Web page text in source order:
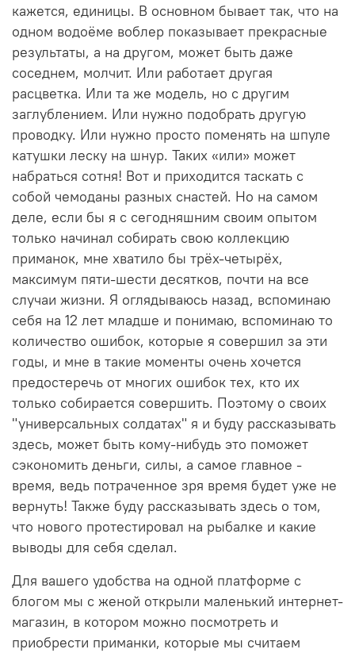
кажется, единицы. В основном бывает так, что на
одном водоёме воблер показывает прекрасные
результаты, а на другом, может быть даже
соседнем, молчит. Или работает другая
расцветка. Или та же модель, но с другим
заглублением. Или нужно подобрать другую
проводку. Или нужно просто поменять на шпуле
катушки леску на шнур. Таких «или» может
набраться сотня! Вот и приходится таскать с
собой чемоданы разных снастей. Но на самом
деле, если бы я с сегодняшним своим опытом
только начинал собирать свою коллекцию
приманок, мне хватило бы трёх-четырёх,
максимум пяти-шести десятков, почти на все
случаи жизни. Я оглядываюсь назад, вспоминаю
себя на 12 лет младше и понимаю, вспоминаю то
количество ошибок, которые я совершил за эти
годы, и мне в такие моменты очень хочется
предостеречь от многих ошибок тех, кто их
только собирается совершить. Поэтому о своих
"универсальных солдатах" я и буду рассказывать
здесь, может быть кому-нибудь это поможет
сэкономить деньги, силы, а самое главное -
время, ведь потраченное зря время будет уже не
вернуть! Также буду рассказывать здесь о том,
что нового протестировал на рыбалке и какие
выводы для себя сделал.
Для вашего удобства на одной платформе с
блогом мы с женой открыли маленький интернет-
магазин, в котором можно посмотреть и
приобрести приманки, которые мы считаем